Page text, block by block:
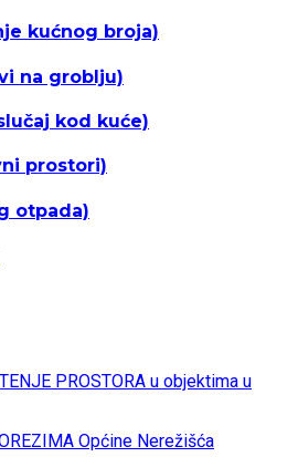
kućnog broja)
na groblju)
kod kuće)
prostori)
otpada)
PROSTORA u objektima u
Općine Nerežišća